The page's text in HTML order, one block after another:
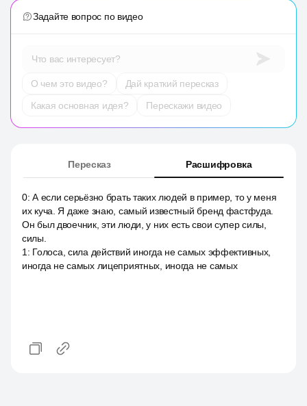
Задайте вопрос по видео
Что вас интересует?
О чем это видео?
Дай краткий пересказ
Какая основная идея?
Перескажи видео
Пересказ Расшифровка
0:А если серьёзно брать таких людей в пример, то у меня
их куча. Я даже знаю, самый известный бренд фастфуда.
Он был двоечник, эти люди, у них есть свои супер силы,
силы.
1 : Голоса, сила действий иногда не самых эффективных,
иногда не самых лицеприятных, иногда не самых